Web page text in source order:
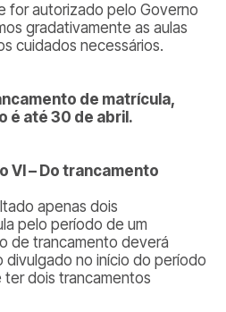
for autorizado pelo Governo
gradativamente as aulas
cuidados necessários.
de matrícula,
é até 30 de abril.
VI – Do trancamento
apenas dois
pelo período de um
de trancamento deverá
divulgado no início do período
ter dois trancamentos